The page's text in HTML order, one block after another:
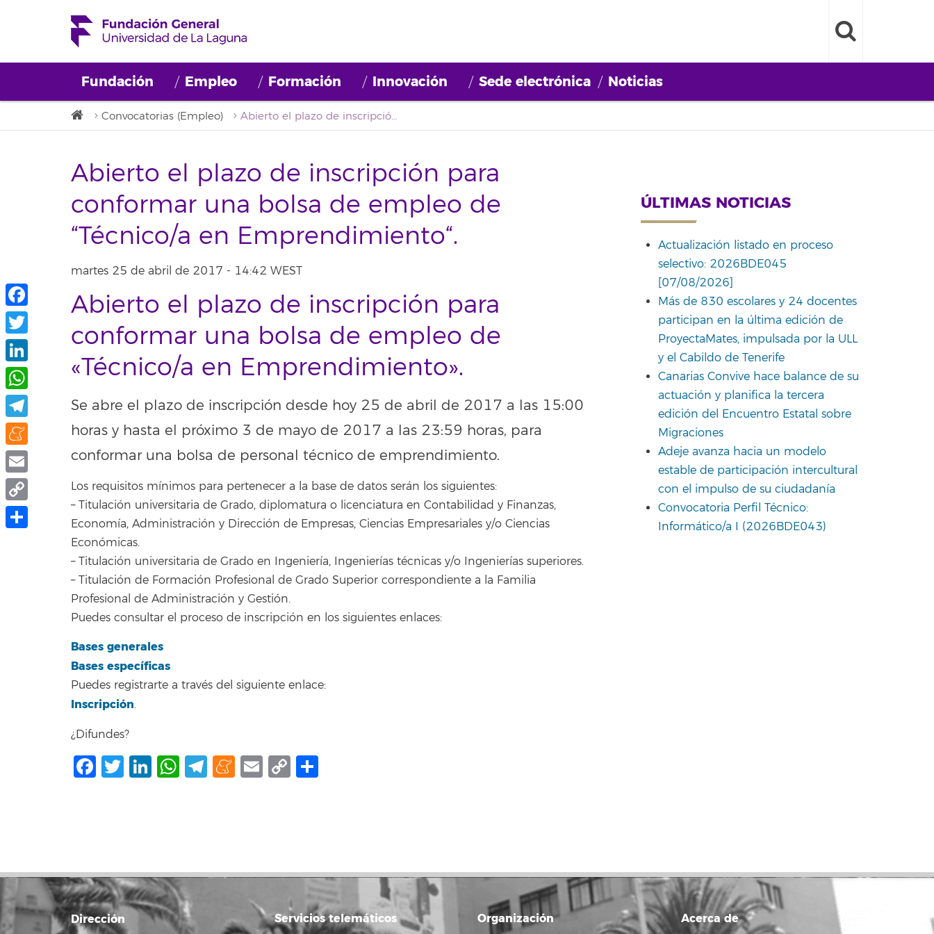
Fundación Empleo Formación Innovación Sede electrónica Noticias
Convocatorias (Empleo) Abierto el plazo de inscripción para conformar una bolsa de empleo de “Técnico/a en Emprendimiento“.
Abierto el plazo de inscripción para
conformar una bolsa de empleo de
“Técnico/a en Emprendimiento“.
martes 25 de abril de 2017 - 14:42 WEST
Abierto el plazo de inscripción para
conformar una bolsa de empleo de
«Técnico/a en Emprendimiento».
Se abre el plazo de inscripción desde hoy 25 de abril de 2017 a las 15:00
horas y hasta el próximo 3 de mayo de 2017 a las 23:59 horas, para
conformar una bolsa de personal técnico de emprendimiento.
Los requisitos mínimos para pertenecer a la base de datos serán los siguientes:
– Titulación universitaria de Grado, diplomatura o licenciatura en Contabilidad y Finanzas,
Economía, Administración y Dirección de Empresas, Ciencias Empresariales y/o Ciencias
Económicas.
– Titulación universitaria de Grado en Ingeniería, Ingenierías técnicas y/o Ingenierías superiores.
– Titulación de Formación Profesional de Grado Superior correspondiente a la Familia
Profesional de Administración y Gestión.
Puedes consultar el proceso de inscripción en los siguientes enlaces:
Bases generales
Bases específicas
Puedes registrarte a través del siguiente enlace:
Inscripción.
¿Difundes?
Facebook
Twitter
LinkedIn
WhatsApp
Telegram
Meneame
Email
Copy
ÚLTIMAS NOTICIAS
Actualización listado en proceso
selectivo: 2026BDE045
[07/08/2026]
Más de 830 escolares y 24 docentes
participan en la última edición de
ProyectaMates, impulsada por la ULL
y el Cabildo de Tenerife
Canarias Convive hace balance de su
actuación y planifica la tercera
edición del Encuentro Estatal sobre
Migraciones
Adeje avanza hacia un modelo
estable de participación intercultural
con el impulso de su ciudadanía
Convocatoria Perfil Técnico:
Informático/a I (2026BDE043)
Dirección Servicios telemáticos Organización Acerca de
Facebook
Twitter
LinkedIn
WhatsApp
Telegram
Meneame
Email
Copy